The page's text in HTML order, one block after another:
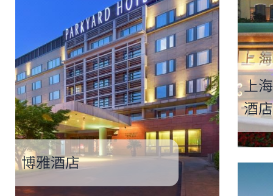
博雅酒店
上
酒店